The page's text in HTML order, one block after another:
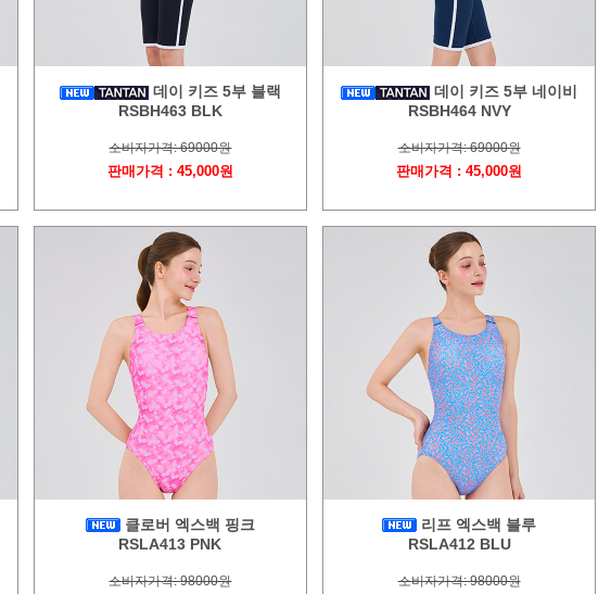
데이 키즈 5부 블랙
RSBH463 BLK
소비자가격: 69000원
판매가격 : 45,000원
데이 키즈 5부 네이비
RSBH464 NVY
소비자가격: 69000원
판매가격 : 45,000원
클로버 엑스백 핑크
RSLA413 PNK
소비자가격: 98000원
리프 엑스백 블루
RSLA412 BLU
소비자가격: 98000원